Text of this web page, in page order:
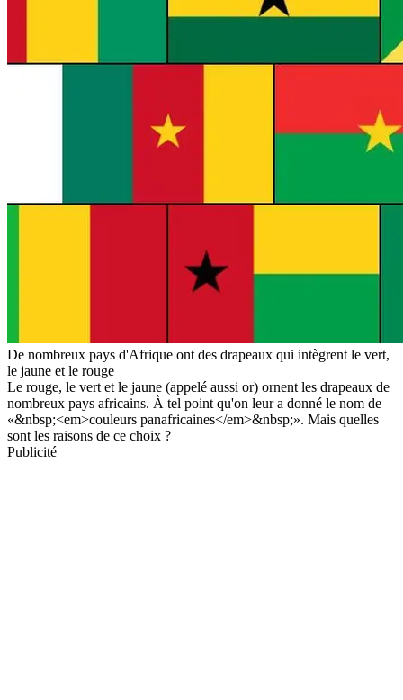
De nombreux pays d'Afrique ont des drapeaux qui intègrent le vert,
le jaune et le rouge
Le rouge, le vert et le jaune (appelé aussi or) ornent les drapeaux de
nombreux pays africains. À tel point qu'on leur a donné le nom de
«&nbsp;<em>couleurs panafricaines</em>&nbsp;». Mais quelles
sont les raisons de ce choix ?
Publicité